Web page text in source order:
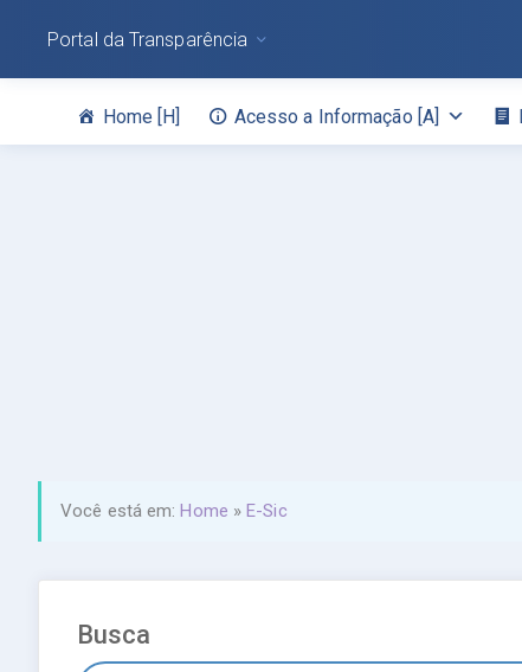
Home [H] Acesso a Informação [A]
Portal da Transparência
Você está em:Home »E-Sic
Busca